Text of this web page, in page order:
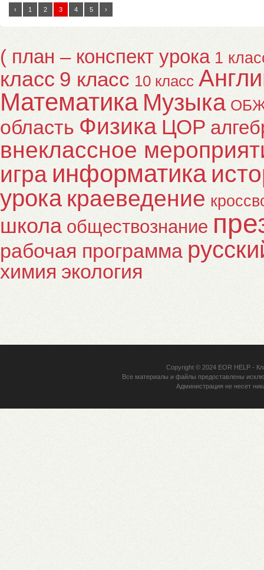
‹ 1 2 3 4 5 ›
( план – конспект урока 1
класс 9 класс 10 класс
Математика Музыка
область Физика ЦОР
внеклассное
игра информатика
урока краеведение
школа обществознание
рабочая программа
химия экология
Copyright © 2024 EOR HELP-
Все материалы и файлы предоставлены
Администрация не несет